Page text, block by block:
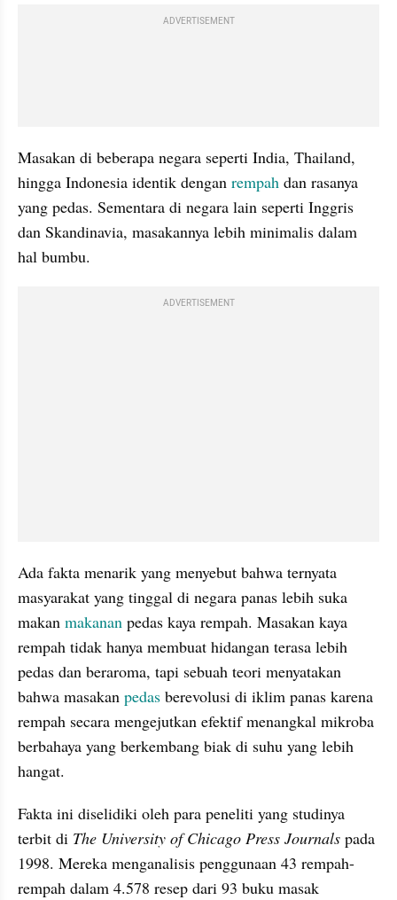
ADVERTISEMENT
Masakan di beberapa negara seperti India, Thailand,
hingga Indonesia identik dengan rempah dan rasanya
yang pedas. Sementara di negara lain seperti Inggris
dan Skandinavia, masakannya lebih minimalis dalam
hal bumbu.
ADVERTISEMENT
Ada fakta menarik yang menyebut bahwa ternyata
masyarakat yang tinggal di negara panas lebih suka
makan makanan pedas kaya rempah. Masakan kaya
rempah tidak hanya membuat hidangan terasa lebih
pedas dan beraroma, tapi sebuah teori menyatakan
bahwa masakan pedas berevolusi di iklim panas karena
rempah secara mengejutkan efektif menangkal mikroba
berbahaya yang berkembang biak di suhu yang lebih
hangat.
Fakta ini diselidiki oleh para peneliti yang studinya
terbit di The University of Chicago Press Journals pada
1998. Mereka menganalisis penggunaan 43 rempah-
rempah dalam 4.578 resep dari 93 buku masak